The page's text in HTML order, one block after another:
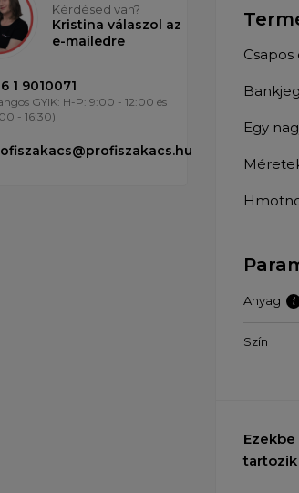
Kérdésed van?
Kristina válaszol az
e-mailedre
1 9010071
GYIK: H-P: 9:00 - 12:00 és
- 16:30)
Egy
Anyag
Szín
tartozik